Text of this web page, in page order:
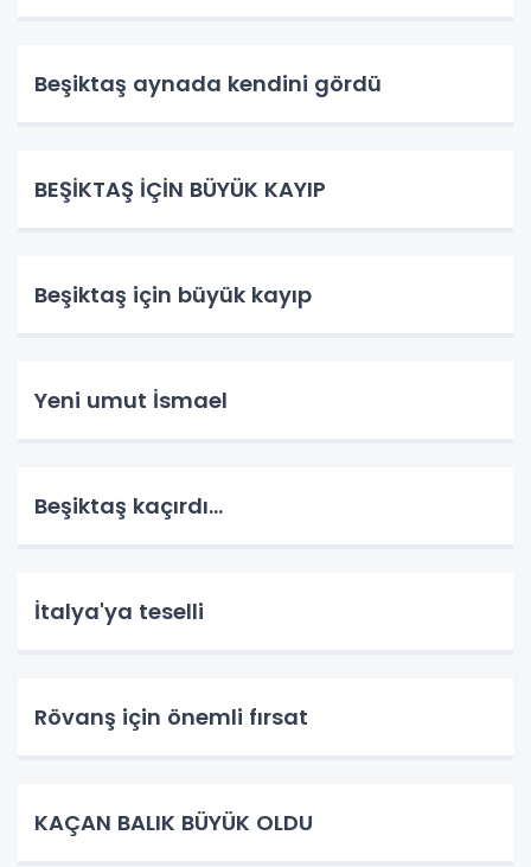
Beşiktaş aynada kendini gördü
BEŞİKTAŞ İÇİN BÜYÜK KAYIP
Beşiktaş için büyük kayıp
Yeni umut İsmael
Beşiktaş kaçırdı...
İtalya'ya teselli
Rövanş için önemli fırsat
KAÇAN BALIK BÜYÜK OLDU